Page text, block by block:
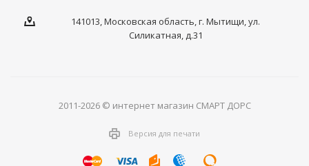
141013, Московская область, г. Мытищи, ул.
Силикатная, д.31
2011-2026 © интернет магазин СМАРТ ДОРС
Версия для печати